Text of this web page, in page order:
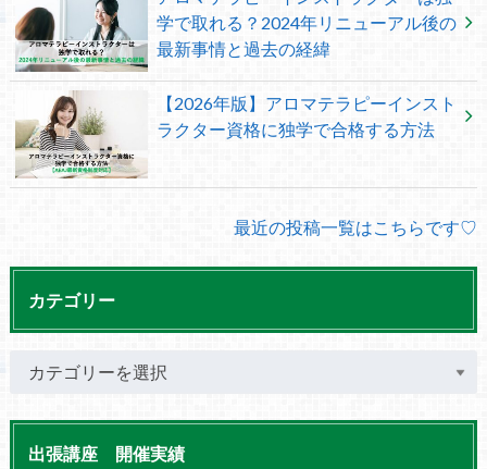
学で取れる？2024年リニューアル後の
最新事情と過去の経緯
【2026年版】アロマテラピーインスト
ラクター資格に独学で合格する方法
最近の投稿一覧はこちらです♡
カテゴリー
出張講座 開催実績